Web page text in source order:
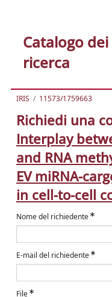
Catalogo
ricerca
IRIS 11573/1759663
Richiedi una
Interplay
and RNA
EV miRNA-
in cell-to-cell
Nome del richiedente
E-mail del richiedente
File